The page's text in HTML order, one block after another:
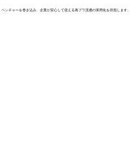
ンチャーを巻き込み、企業が安心して使える再プラ流通の実用化を目指します。